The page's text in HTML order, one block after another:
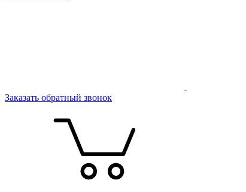
Заказать обратный звонок